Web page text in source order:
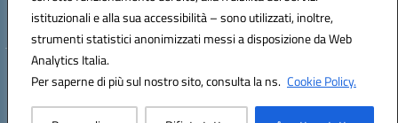
istituzionali e alla sua accessibilità – sono utilizzati, inoltre,
strumenti statistici anonimizzati messi a disposizione da Web
Analytics Italia.
Per saperne di più sul nostro sito, consulta la ns. Cookie Policy.
Codice unico di fatturazione (CUF): UFBE6V
Hosting & Powered by 3D Solution S.r.l.
Concept & Design by Designers Italia